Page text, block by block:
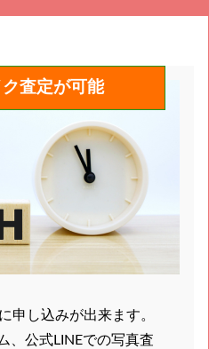
査定が可能
申し込みが出来ます。
、公式LINEでの写真査